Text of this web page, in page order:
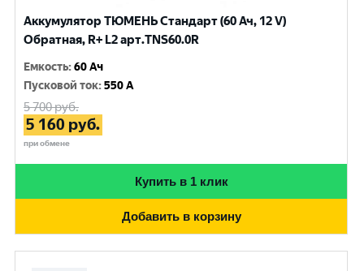
Аккумулятор ТЮМЕНЬ Стандарт (60 Ач, 12 V)
Обратная, R+ L2 арт.TNS60.0R
Емкость:60 Ач
Пусковой ток:550 A
5 700руб.
5 160 руб.
при обмене
Купить в 1 клик
Добавить в корзину